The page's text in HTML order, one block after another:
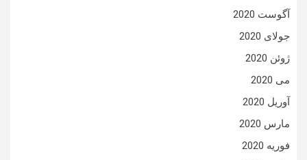
آگوست 2020
جولای 2020
ژوئن 2020
می 2020
آوریل 2020
مارس 2020
فوریه 2020